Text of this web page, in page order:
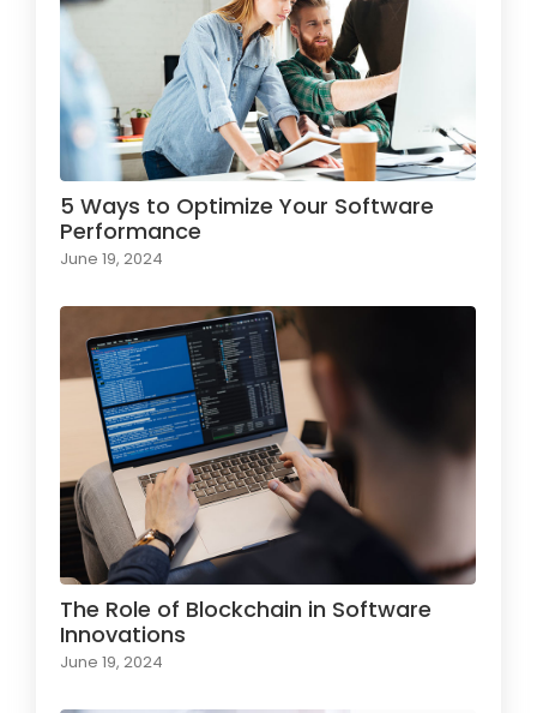
5 Ways to Optimize Your Software
Performance
June 19, 2024
The Role of Blockchain in Software
Innovations
June 19, 2024